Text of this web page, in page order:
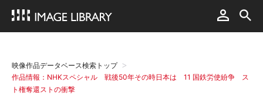
映像作品データベース検索トップ
作品情報：NHKスペシャル 戦後50年その時日本は 11 国鉄労使紛争 ス
ト権奪還ストの衝撃